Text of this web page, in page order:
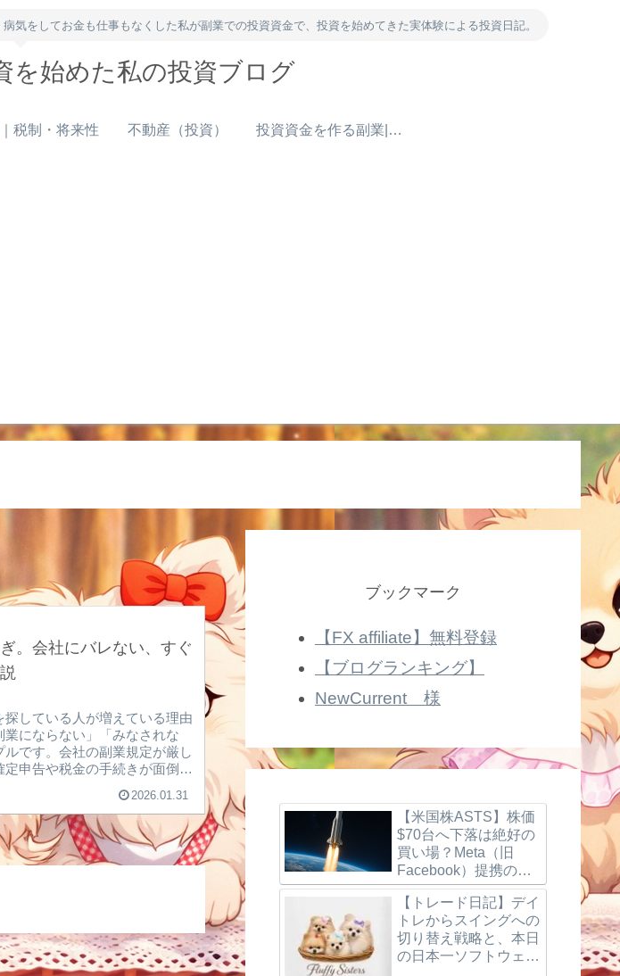
をしてお金も仕事もなくした私が副業での投資資金で、投資を始めてきた実体験による投資日記。
を始めた私の投資ブログ
税制・将来性 不動産（投資） 投資資金を作る副業|ポイ活・アンケート・得意を売る
。会社にバレない、すぐ
している人が増えている理由
にならない」「みなされな
です。会社の副業規定が厳し
申告や税金の手続きが面倒本
魅力的です。副業とみなされ
す。👉 継続性・事業性・営利
が低いものこれらは一般的に
あります。※もちろん最終判断
が問題なく行っているライン
2026.01.31
ブックマーク
【FX affiliate】無料登録
【ブログランキング】
NewCurrent 様
【米国株ASTS】株価
$70台へ下落は絶好の
買い場？Meta（旧
Facebook）提携の噂
とBlueBird打ち上げ成
功、楽天モバイルの最
新動向を徹底解説！
【トレード日記】デイ
トレからスイングへの
切り替え戦略と、本日
の日本一ソフトウェア